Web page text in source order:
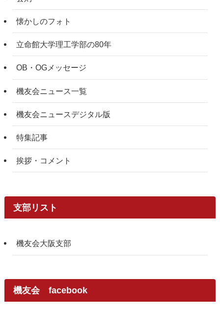
懐かしのフォト
立命館大学理工学部の80年
OB・OGメッセージ
機友会ニュース一覧
機友会ニュースデジタル版
特集記事
挨拶・コメント
支部リスト
機友会大阪支部
機友会 facebook